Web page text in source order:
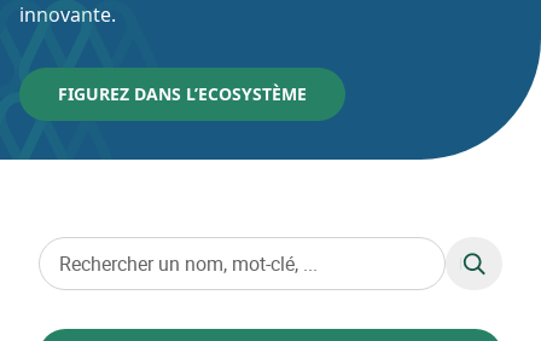
innovante.
FIGUREZ DANS L’ECOSYSTÈME